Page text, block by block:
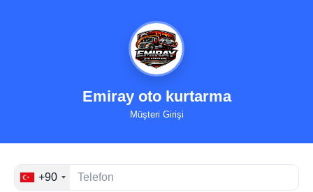
Emiray oto kurtarma
Müşteri Girişi
+90